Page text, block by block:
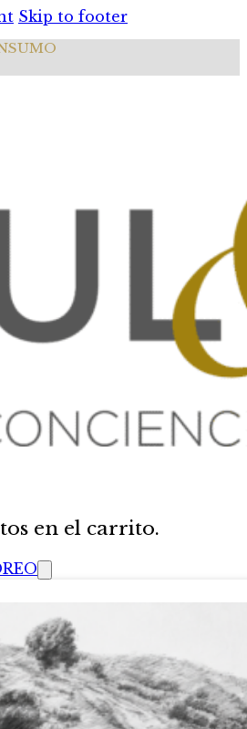
Skip to footer
en el carrito.